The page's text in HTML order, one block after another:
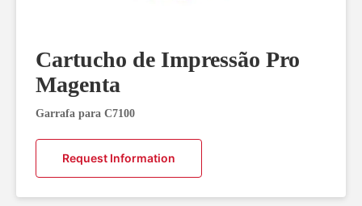
Cartucho de Impressão Pro
Magenta
Garrafa para C7100
Request Information